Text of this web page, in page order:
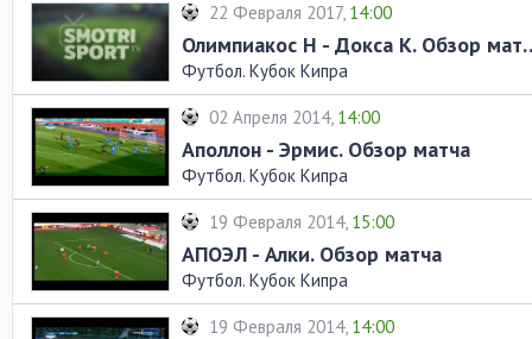
22 Февраля 2017, 14:00
Футбол. Кубок Кипра
02 Апреля 2014, 14:00
Аполлон - Эрмис. Обзор матча
Футбол. Кубок Кипра
19 Февраля 2014, 15:00
АПОЭЛ - Алки. Обзор матча
Футбол. Кубок Кипра
19 Февраля 2014, 14:00